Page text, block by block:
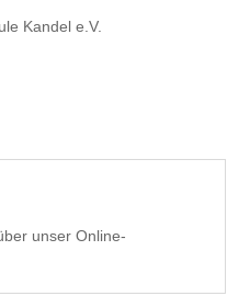
Kandel e.V.
unser Online-